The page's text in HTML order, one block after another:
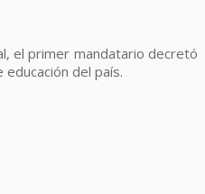
el primer mandatario decretó
del país.